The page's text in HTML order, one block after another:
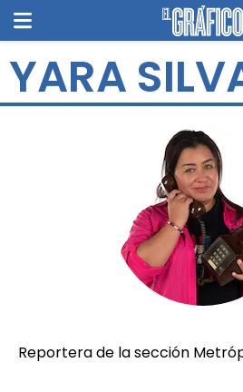
YARA
Reportera de la sección